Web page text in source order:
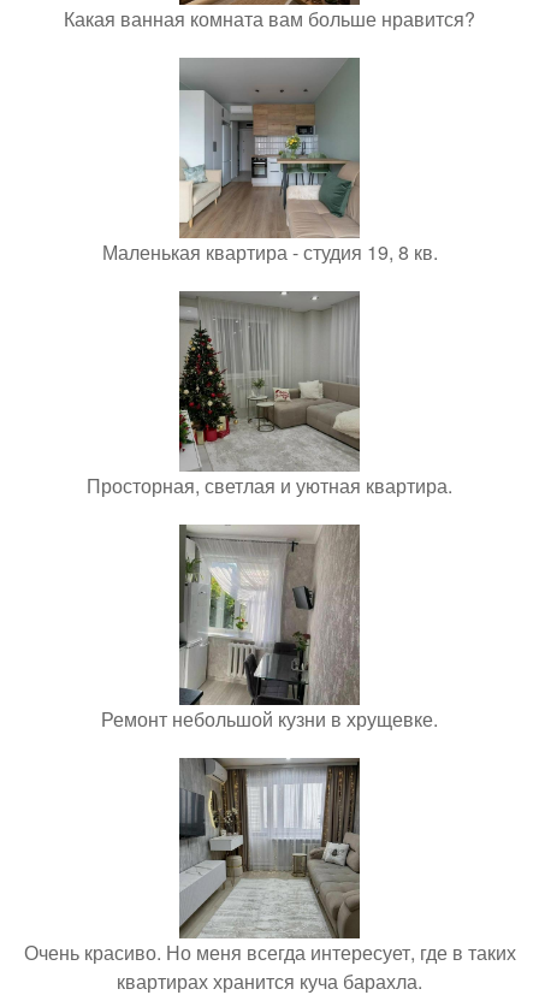
Какая ванная комната вам больше нравится?
Маленькая квартира - студия 19, 8 кв.
Просторная, светлая и уютная квартира.
Ремонт небольшой кузни в хрущевке.
Очень красиво. Но меня всегда интересует, где в таких
квартирах хранится куча барахла.